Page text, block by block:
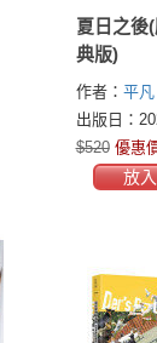
夏日之後
典版)
作者： 平凡
出版日：
$520 優惠
放